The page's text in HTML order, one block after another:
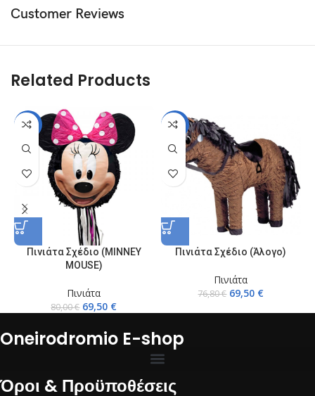
Customer Reviews
Related Products
-13%
Πινιάτα Σχέδιο (MINNEY
MOUSE)
Πινιάτα
80,00€ 69,50 €
-10%
Πινιάτα Σχέδιο (Άλογο)
Πινιάτα
76,80€ 69,50 €
Oneirodromio E-shop
Όροι & Προϋποθέσεις